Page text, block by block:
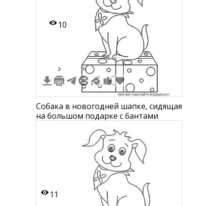
10
3 1
Собака в новогодней шапке, сидящая
на большом подарке с бантами
11